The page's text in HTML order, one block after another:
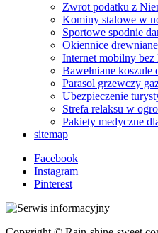
Zwrot podatku z
Kominy stalowe w
Sportowe spodnie
Okiennice
Internet mobilny bez
Bawełniane
Parasol grzewczy
Ubezpieczenie
Strefa relaksu w
Pakiety medyczne
sitemap
Facebook
Instagram
Pinterest